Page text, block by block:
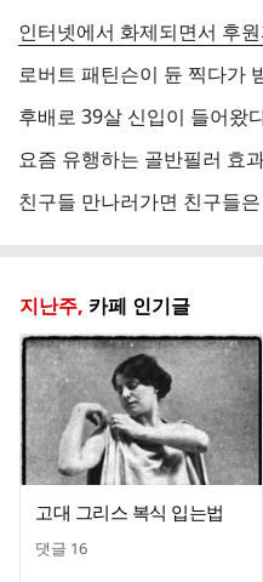
로버트 패틴슨이 듄 찍다가
후배로 39살 신입이 들어왔
요즘 유행하는 골반필러 효
지난주, 카페 인기글
고대 그리스 복식 입는법
댓글 16